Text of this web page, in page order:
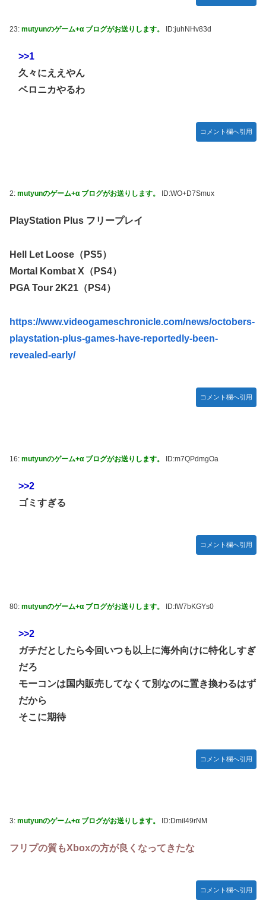
も。PS5は直近での値上げ可能性低い」
【艦これ】E3-4クリアの流れ来てるな
【悲報】ハンターハンター連載再開の様子、全くないｗｗｗ
ｗｗｗｗｗｗｗｗｗｗ
超能力が使えるようになったので限界まで極める事にした
【艦これ】これがラ級ちゃんの水着modeか・・・！
が増えているらしい
【遊戯王】「ドミナス・スパーク」ってそんなに強えのか？
【朗報】FFジジイ「FF7は衝撃的じゃった…」←これガチ本
【エヴァンゲリオン】 セガ「アヤナミレイ（仮称）‐プラグ
スーツVer.」プライズフィギュア【彩色原型公開】
あなたは衛宮士郎の代わりに五次に挑むようです 第411話
定＆最新PV公開！思ったより発売早い…もう半年後か！
【アイマス】 アイドル達が雑談してるだけ【モバマス】
くやつやってるのかなって思ったら相手鴨神やんけ
鞘師里保、現ハロプロメンバー2人を絶賛
宮澤エマに「国宝級の浴衣美人」の声！「マイ・フィクショ
ン」イベントで魅せた透明感【画像】
レクサスの軽トラとかどうよ
任天堂が「gamescom 2026」のラインナップを発表！
ジャンポケ斉藤の被害女性「バウムクーヘン売ったり
黒見明香ちゃんの円陣の声出しが凄かった！！！【乃木坂
23: mutyunのゲーム+α ブログがお送りします。 ID:juhNHv83d
>>1
久々にええやん
ベロニカやるわ
コメント欄へ引用
2: mutyunのゲーム+α ブログがお送りします。 ID:WO+D7Smux
PlayStation Plus フリープレイ
Hell Let Loose（PS5）
Mortal Kombat X（PS4）
PGA Tour 2K21（PS4）
https://www.videogameschronicle.com/news/octobers-
playstation-plus-games-have-reportedly-been-
revealed-early/
コメント欄へ引用
16: mutyunのゲーム+α ブログがお送りします。 ID:m7QPdmgOa
>>2
ゴミすぎる
コメント欄へ引用
80: mutyunのゲーム+α ブログがお送りします。 ID:fW7bKGYs0
>>2
ガチだとしたら今回いつも以上に海外向けに特化しすぎ
だろ
モーコンは国内販売してなくて別なのに置き換わるはず
だから
そこに期待
コメント欄へ引用
3: mutyunのゲーム+α ブログがお送りします。 ID:Dmil49rNM
フリプの質もXboxの方が良くなってきたな
コメント欄へ引用